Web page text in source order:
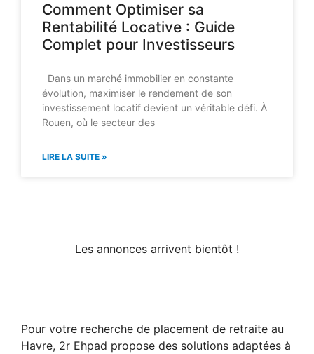
Comment Optimiser sa
Rentabilité Locative : Guide
Complet pour Investisseurs
Dans un marché immobilier en constante
évolution, maximiser le rendement de son
investissement locatif devient un véritable défi. À
Rouen, où le secteur des
LIRE LA SUITE »
Les annonces arrivent bientôt !
Pour votre recherche de placement de retraite au
Havre, 2r Ehpad propose des solutions adaptées à